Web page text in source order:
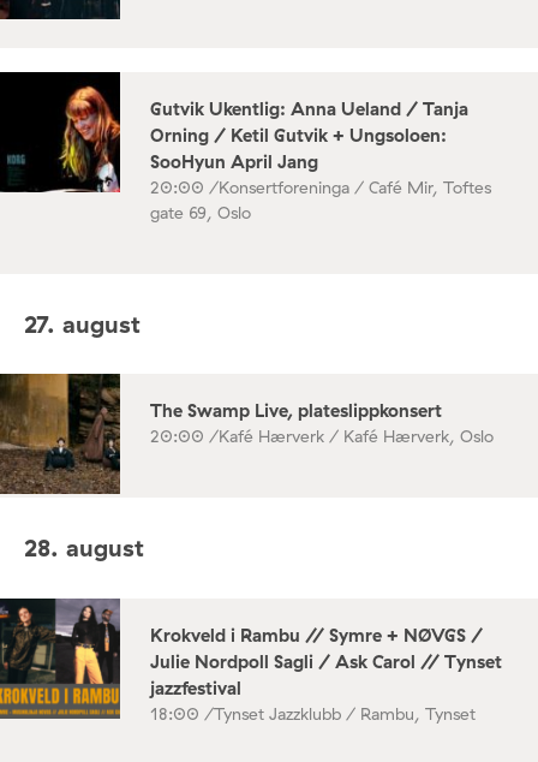
Gutvik Ukentlig: Anna Ueland / Tanja
Orning / Ketil Gutvik + Ungsoloen:
SooHyun April Jang
20:00 /Konsertforeninga / Café Mir, Toftes
gate 69, Oslo
27. august
The Swamp Live, plateslippkonsert
20:00 /Kafé Hærverk / Kafé Hærverk, Oslo
28. august
Krokveld i Rambu // Symre + NØVGS /
Julie Nordpoll Sagli / Ask Carol // Tynset
jazzfestival
18:00 /Tynset Jazzklubb / Rambu, Tynset